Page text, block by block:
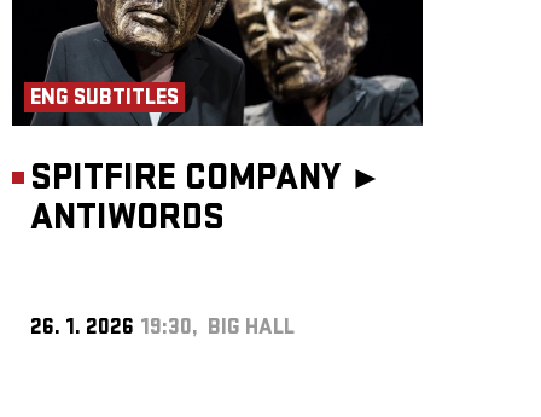
ENG SUBTITLES
SPITFIRE COMPANY ►
ANTIWORDS
26. 1. 2026 19:30, BIG HALL